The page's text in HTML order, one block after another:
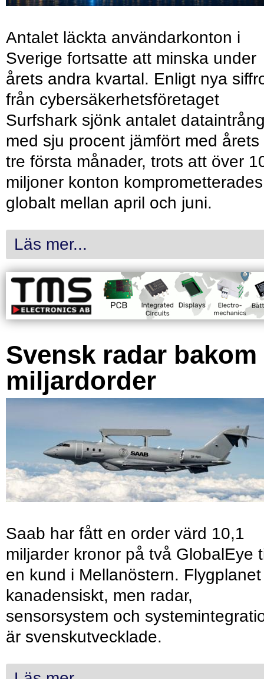
Antalet läckta användarkonton i
Sverige fortsatte att minska under
årets andra kvartal. Enligt nya
från cybersäkerhetsföretaget
Surfshark sjönk antalet
med sju procent jämfört med årets
tre första månader, trots att över
miljoner konton komprometterades
globalt mellan april och juni.
Läs mer...
Svensk radar bakom
miljardorder
Saab har fått en order värd 10,1
miljarder kronor på två GlobalEye
en kund i Mellanöstern.
kanadensiskt, men radar,
sensorsystem och
är svenskutvecklade.